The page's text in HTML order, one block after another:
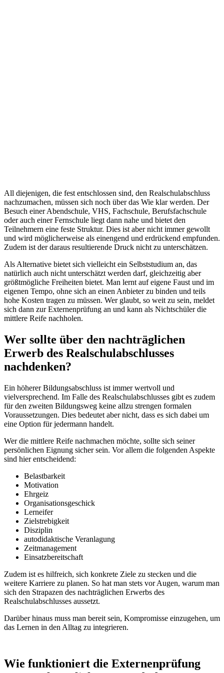
All diejenigen, die fest entschlossen sind, den Realschulabschluss
nachzumachen, müssen sich noch über das Wie klar werden. Der
Besuch einer Abendschule, VHS, Fachschule, Berufsfachschule
oder auch einer Fernschule liegt dann nahe und bietet den
Teilnehmern eine feste Struktur. Dies ist aber nicht immer gewollt
und wird möglicherweise als einengend und erdrückend empfunden.
Zudem ist der daraus resultierende Druck nicht zu unterschätzen.
Als Alternative bietet sich vielleicht ein Selbststudium an, das
natürlich auch nicht unterschätzt werden darf, gleichzeitig aber
größtmögliche Freiheiten bietet. Man lernt auf eigene Faust und im
eigenen Tempo, ohne sich an einen Anbieter zu binden und teils
hohe Kosten tragen zu müssen. Wer glaubt, so weit zu sein, meldet
sich dann zur Externenprüfung an und kann als Nichtschüler die
mittlere Reife nachholen.
Wer sollte über den nachträglichen
Erwerb des Realschulabschlusses
nachdenken?
Ein höherer Bildungsabschluss ist immer wertvoll und
vielversprechend. Im Falle des Realschulabschlusses gibt es zudem
für den zweiten Bildungsweg keine allzu strengen formalen
Voraussetzungen. Dies bedeutet aber nicht, dass es sich dabei um
eine Option für jedermann handelt.
Wer die mittlere Reife nachmachen möchte, sollte sich seiner
persönlichen Eignung sicher sein. Vor allem die folgenden Aspekte
sind hier entscheidend:
Belastbarkeit
Motivation
Ehrgeiz
Organisationsgeschick
Lerneifer
Zielstrebigkeit
Disziplin
autodidaktische Veranlagung
Zeitmanagement
Einsatzbereitschaft
Zudem ist es hilfreich, sich konkrete Ziele zu stecken und die
weitere Karriere zu planen. So hat man stets vor Augen, warum man
sich den Strapazen des nachträglichen Erwerbs des
Realschulabschlusses aussetzt.
Darüber hinaus muss man bereit sein, Kompromisse einzugehen, um
das Lernen in den Alltag zu integrieren.
Wie funktioniert die Externenprüfung